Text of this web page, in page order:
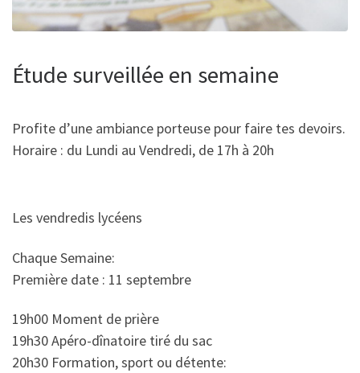
Étude surveillée en semaine
Profite d’une ambiance porteuse pour faire tes devoirs.
Horaire : du Lundi au Vendredi, de 17h à 20h
Les vendredis lycéens
Chaque Semaine:
Première date : 11 septembre
19h00 Moment de prière
19h30 Apéro-dînatoire tiré du sac
20h30 Formation, sport ou détente: